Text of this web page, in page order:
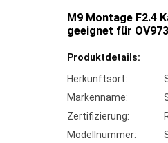
M9 Montage F2.4
geeignet für
Produktdetails:
Herkunftsort:
Markenname:
Zertifizierung:
Modellnummer: